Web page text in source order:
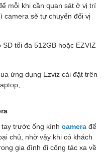
mỗi khi cần quan sát ở vị trí
camera sẽ tự chuyển đổi vị
tối đa 512GB hoặc EZVIZ
ứng dụng Ezviz cài đặt trên
trước ống kính camera để
chủ, nhờ vậy khi có khách
gia đình đi công tác xa về